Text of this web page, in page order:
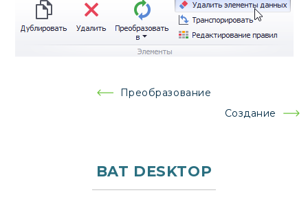
Навигация
Преобразование
Создание
BAT DESKTOP